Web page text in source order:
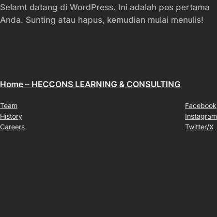
Selamt datang di WordPress. Ini adalah pos pertama
Anda. Sunting atau hapus, kemudian mulai menulis!
Home – HECCONS LEARNING & CONSULTING
Team
History
Careers
Facebook
Instagram
Twitter/X